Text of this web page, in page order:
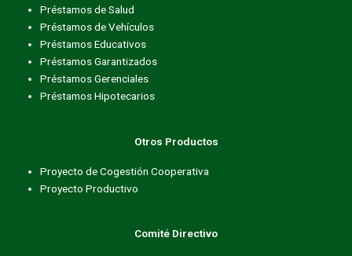
Préstamos de Salud
Préstamos de Vehículos
Préstamos Educativos
Préstamos Garantizados
Préstamos Gerenciales
Préstamos Hipotecarios
Otros Productos
Proyecto de Cogestión Cooperativa
Proyecto Productivo
Comité Directivo